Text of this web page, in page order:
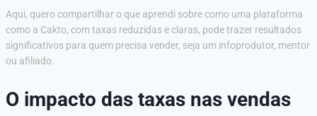
Aqui, quero compartilhar o que aprendi sobre como uma plataforma
como a Cakto, com taxas reduzidas e claras, pode trazer resultados
significativos para quem precisa vender, seja um infoprodutor, mentor
ou afiliado.
O impacto das taxas nas vendas